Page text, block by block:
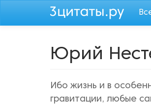
Юрий
Ибо жизнь и в
гравитации, любые